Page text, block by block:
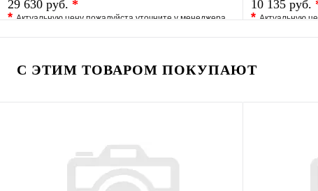
29 630 руб. *
*Актуальную цену пожалуйста уточните у менеджера
В избранное Сравнение
В корзину
10 135 руб.
*Актуальную
В избранное
С ЭТИМ ТОВАРОМ ПОКУПАЮТ